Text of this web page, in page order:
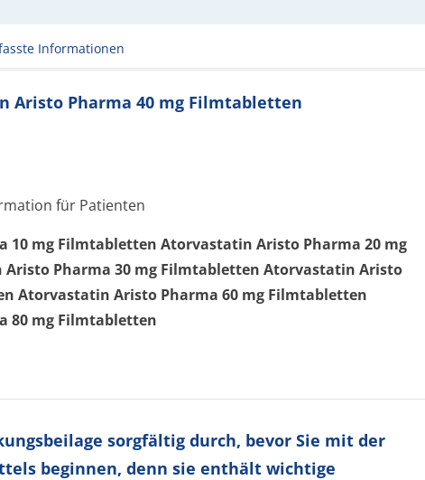
Informationen
Aristo Pharma 40 mg Filmtabletten
für Patienten
10 mg Filmtabletten Atorvastatin Aristo Pharma 20 mg
Pharma 30 mg Filmtabletten Atorvastatin Aristo
Atorvastatin Aristo Pharma 60 mg Filmtabletten
80 mg Filmtabletten
sorgfältig durch, bevor Sie mit der
beginnen, denn sie enthält wichtige